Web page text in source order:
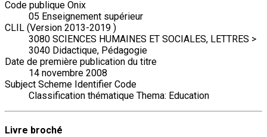
Code publique Onix
05 Enseignement supérieur
CLIL (Version 2013-2019 )
3080 SCIENCES HUMAINES ET SOCIALES, LETTRES >
3040 Didactique, Pédagogie
Date de première publication du titre
14 novembre 2008
Subject Scheme Identifier Code
Classification thématique Thema: Education
Livre broché